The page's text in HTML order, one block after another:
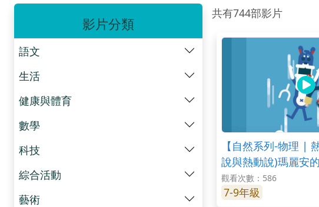
影片分類
語文
生活
健康與體育
數學
科技
綜合活動
藝術
共有744部影片
【自然系列-物理 |
說與熱動說)瑪麗安
part2
觀看次數：586
7-9年級